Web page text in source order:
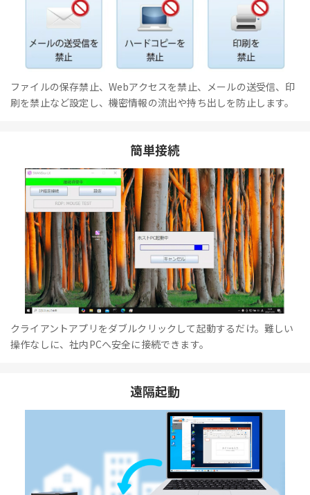
ファイルの保存禁止、Webアクセスを禁止、メールの送受信、印
刷を禁止など設定し、機密情報の流出や持ち出しを防止します。
簡単接続
クライアントアプリをダブルクリックして起動するだけ。難しい
操作なしに、社内PCへ安全に接続できます。
遠隔起動